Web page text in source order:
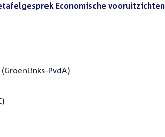
Economische
PvdA)